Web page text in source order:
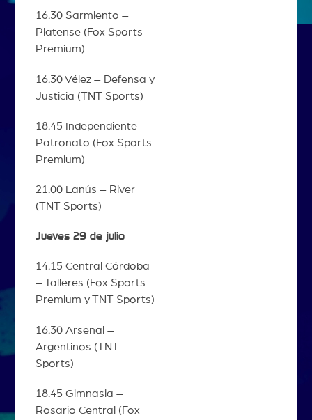
16.30 Sarmiento –
Platense (Fox Sports
Premium)
16.30 Vélez – Defensa y
Justicia (TNT Sports)
18.45 Independiente –
Patronato (Fox Sports
Premium)
21.00 Lanús – River
(TNT Sports)
Jueves 29 de julio
14.15 Central Córdoba
– Talleres (Fox Sports
Premium y TNT Sports)
16.30 Arsenal –
Argentinos (TNT
Sports)
18.45 Gimnasia –
Rosario Central (Fox